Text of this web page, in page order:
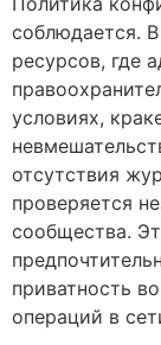
соблюдается.
ресурсов, где
условиях,
отсутствия
проверяется
сообщества.
приватность
операций в